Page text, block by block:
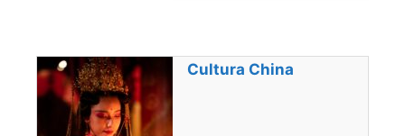
Cultura China